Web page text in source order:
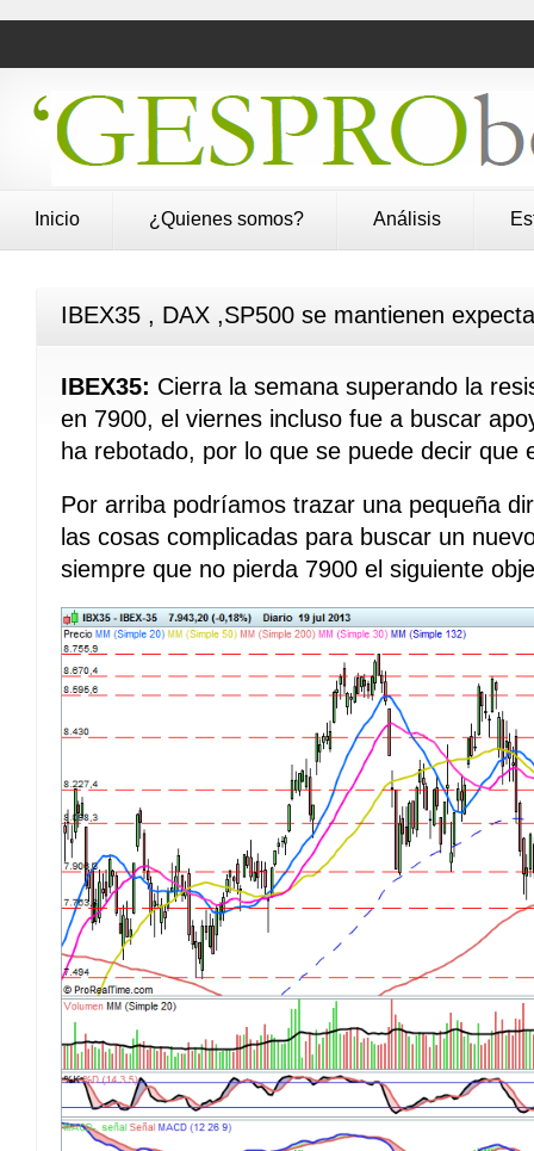
Inicio ¿Quienes somos? Análisis
IBEX35 , DAX ,SP500 se mantienen
IBEX35: Cierra la semana superando la
en 7900, el viernes incluso fue a buscar
ha rebotado, por lo que se puede decir que
Por arriba podríamos trazar una pequeña
las cosas complicadas para buscar un
siempre que no pierda 7900 el siguiente